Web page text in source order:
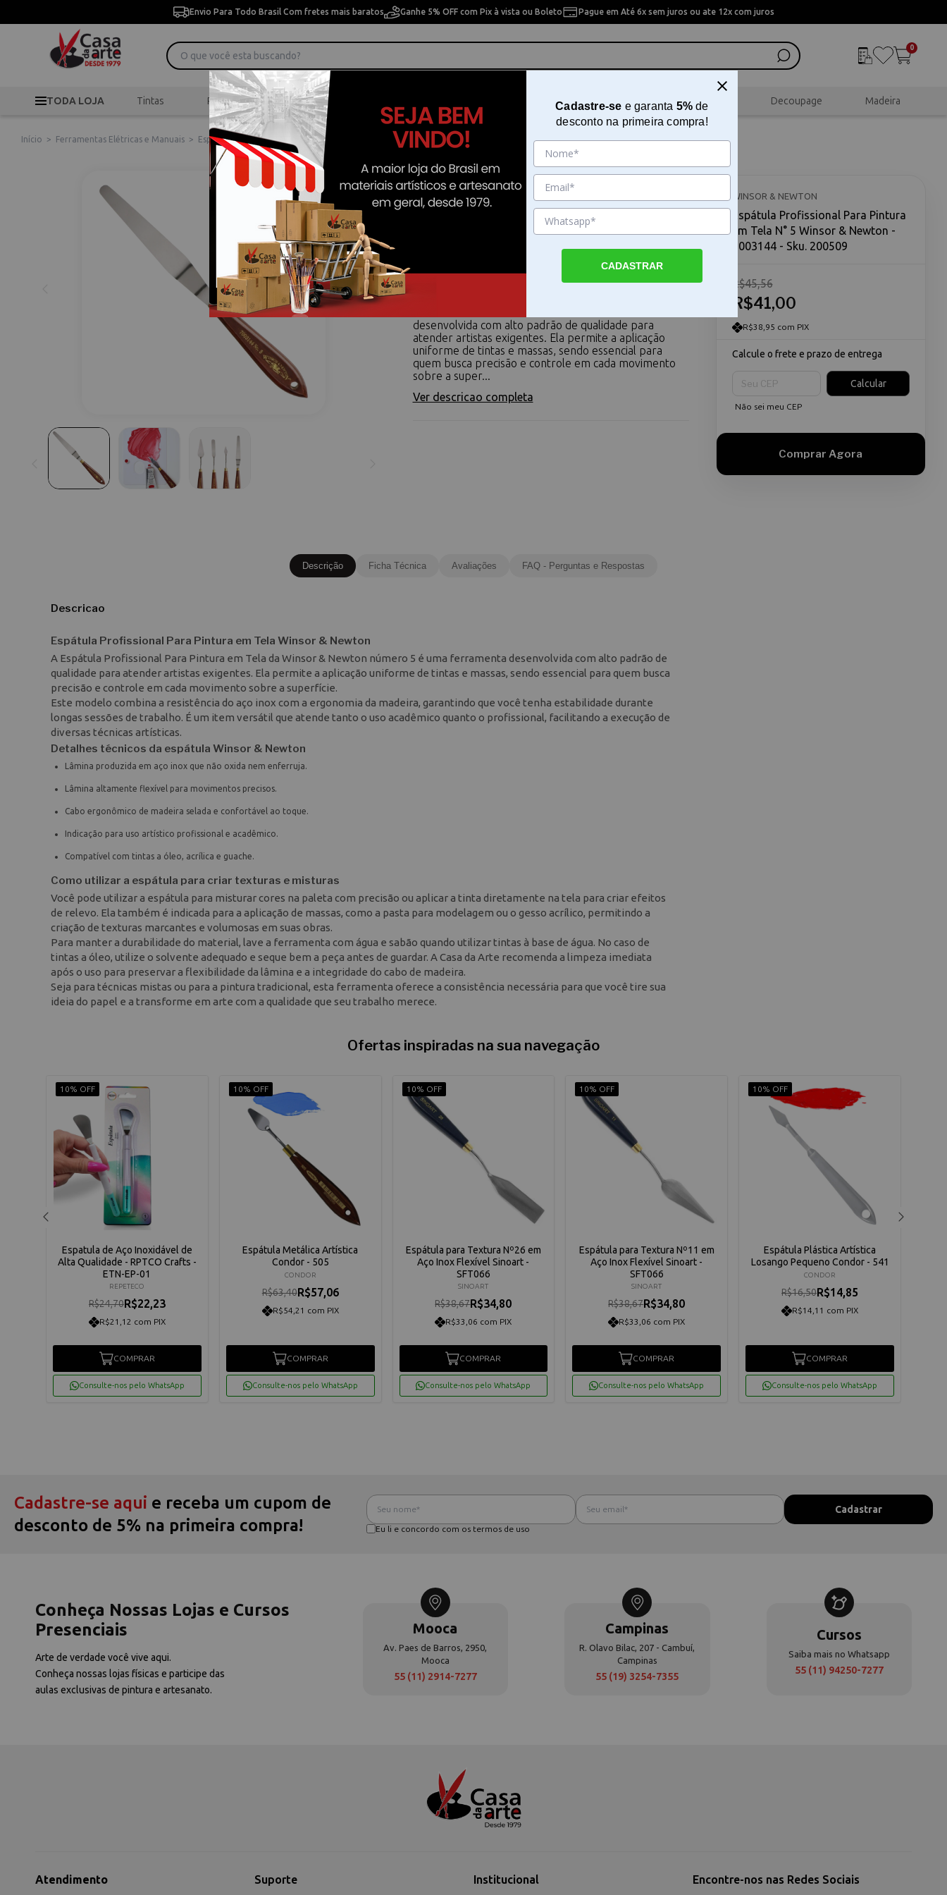
Envio Para Todo Brasil Com fretes mais baratos Ganhe 5% OFF com Pix à vista ou Boleto Pague em Até 6x sem juros ou ate 12x com juros
0
TODA LOJA Tintas Pincéis Desenho Pintura Artesanal Scrapbook Decoupage Madeira
Início > Ferramentas Elétricas e Manuais > Espátulas Espátula Profissional Para Pintura em Tela N° 5 Winsor & Newton - 7003144
Espátula Profissional Para Pintura em
Tela N° 5 Winsor & Newton - 7003144
Espátula Profissional Para Pintura em Tela Winsor &
desenvolvida com alto padrão de qualidade para
atender artistas exigentes. Ela permite a aplicação
uniforme de tintas e massas, sendo essencial para
quem busca precisão e controle em cada movimento
sobre a super...
Ver descricao completa
WINSOR & NEWTON
Espátula Profissional Para Pintura
em Tela N° 5 Winsor & Newton -
7003144 - Sku. 200509
R$41,00
R$45,56
R$38,95 com PIX
Calcule o frete e prazo de entrega
Calcular
Não sei meu CEP
Descrição Ficha Técnica Avaliações FAQ - Perguntas e Respostas
Descricao
Espátula Profissional Para Pintura em Tela Winsor & Newton
A Espátula Profissional Para Pintura em Tela da Winsor & Newton número 5 é uma ferramenta desenvolvida com alto padrão de
qualidade para atender artistas exigentes. Ela permite a aplicação uniforme de tintas e massas, sendo essencial para quem busca
precisão e controle em cada movimento sobre a superfície.
Este modelo combina a resistência do aço inox com a ergonomia da madeira, garantindo que você tenha estabilidade durante
longas sessões de trabalho. É um item versátil que atende tanto o uso acadêmico quanto o profissional, facilitando a execução de
diversas técnicas artísticas.
Detalhes técnicos da espátula Winsor & Newton
Lâmina produzida em aço inox que não oxida nem enferruja.
Lâmina altamente flexível para movimentos precisos.
Cabo ergonômico de madeira selada e confortável ao toque.
Indicação para uso artístico profissional e acadêmico.
Compatível com tintas a óleo, acrílica e guache.
Como utilizar a espátula para criar texturas e misturas
Você pode utilizar a espátula para misturar cores na paleta com precisão ou aplicar a tinta diretamente na tela para criar efeitos
de relevo. Ela também é indicada para a aplicação de massas, como a pasta para modelagem ou o gesso acrílico, permitindo a
criação de texturas marcantes e volumosas em suas obras.
Para manter a durabilidade do material, lave a ferramenta com água e sabão quando utilizar tintas à base de água. No caso de
tintas a óleo, utilize o solvente adequado e seque bem a peça antes de guardar. A Casa da Arte recomenda a limpeza imediata
após o uso para preservar a flexibilidade da lâmina e a integridade do cabo de madeira.
Seja para técnicas mistas ou para a pintura tradicional, esta ferramenta oferece a consistência necessária para que você tire sua
ideia do papel e a transforme em arte com a qualidade que seu trabalho merece.
Ofertas inspiradas na sua navegação
10% OFF
Espatula de Aço Inoxidável de
Alta Qualidade - RPTCO Crafts -
ETN-EP-01
REPETECO
R$24,70R$22,23
R$21,12 com PIX
COMPRAR
Consulte-nos pelo WhatsApp
10% OFF
Espátula Metálica Artística
Condor - 505
CONDOR
R$63,40R$57,06
R$54,21 com PIX
COMPRAR
Consulte-nos pelo WhatsApp
10% OFF
Espátula para Textura Nº26 em
Aço Inox Flexível Sinoart -
SFT066
SINOART
R$38,67R$34,80
R$33,06 com PIX
COMPRAR
Consulte-nos pelo WhatsApp
10% OFF
Espátula para Textura Nº11 em
Aço Inox Flexível Sinoart -
SFT066
SINOART
R$38,67R$34,80
R$33,06 com PIX
COMPRAR
Consulte-nos pelo WhatsApp
10% OFF
Espátula Plástica Artística
Losango Pequeno Condor - 541
CONDOR
R$16,50R$14,85
R$14,11 com PIX
COMPRAR
Consulte-nos pelo WhatsApp
Cadastre-se aqui e receba um cupom de
desconto de 5% na primeira compra!
Eu li e concordo com os termos de uso
Conheça Nossas Lojas e Cursos
Presenciais
Arte de verdade você vive aqui.
Conheça nossas lojas físicas e participe das
aulas exclusivas de pintura e artesanato.
Mooca
Av. Paes de Barros, 2950,
Mooca
55 (11) 2914-7277
Campinas
R. Olavo Bilac, 207 - Cambuí,
Campinas
55 (19) 3254-7355
Cursos
Saiba mais no Whatsapp
55 (11) 94250-7277
Atendimento Suporte Institucional Encontre-nos nas Redes Sociais
Cadastre-se e garanta 5%de
desconto na primeira compra!
CADASTRAR